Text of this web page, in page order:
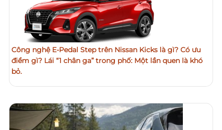
Công nghệ E-Pedal Step trên Nissan Kicks là gì? Có ưu
điểm gì? Lái “1 chân ga” trong phố: Một lần quen là khó
bỏ.